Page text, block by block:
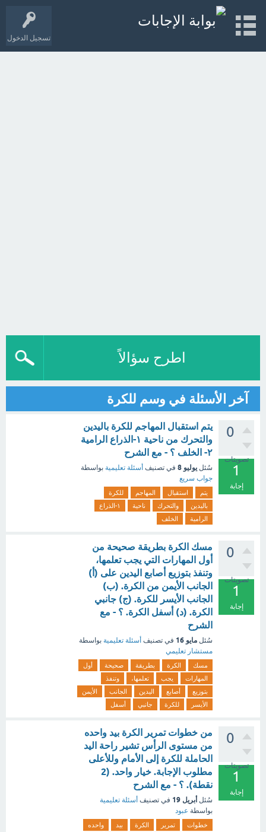
تسجيل الدخول
اطرح سؤالاً
آخر الأسئلة في وسم للكرة
0
تصويتات
1
إجابة
يتم استقبال المهاجم للكرة باليدين
والتحرك من ناحية ١-الذراع الرامية
٢- الخلف ؟ - مع الشرح
سُئل يوليو 8 في تصنيف أسئلة تعليمية بواسطة
جواب سريع
يتم استقبال المهاجم
للكرة
باليدين
والتحرك ناحية
١-الذراع
الرامية
الخلف
0
تصويتات
1
إجابة
مسك الكرة بطريقة صحيحة من
أول المهارات التي يجب تعلمها،
وتنفذ بتوزيع أصابع اليدين على (أ)
الجانب الأيمن من الكرة. (ب)
الجانب الأيسر للكرة. (ج) جانبي
الكرة. (د) أسفل الكرة. ؟ - مع
الشرح
سُئل مايو 16 في تصنيف أسئلة تعليمية بواسطة
مستشار تعليمي
مسك الكرة بطريقة صحيحة
أول
المهارات
يجب تعلمها،
وتنفذ
بتوزيع
أصابع اليدين الجانب
الأيمن
الأيسر
للكرة جانبي أسفل
0
تصويتات
1
إجابة
من خطوات تمرير الكرة بيد واحده
من مستوى الرأس تشير راحة اليد
الحاملة للكرة إلى الأمام وللأعلى
مطلوب الإجابة. خيار واحد. (2
نقطة). ؟ - مع الشرح
سُئل أبريل 19 في تصنيف أسئلة تعليمية
بواسطة عبود
خطوات تمرير الكرة بيد
واحده